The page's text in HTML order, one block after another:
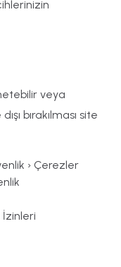
veya
bırakılması site
› Çerezler